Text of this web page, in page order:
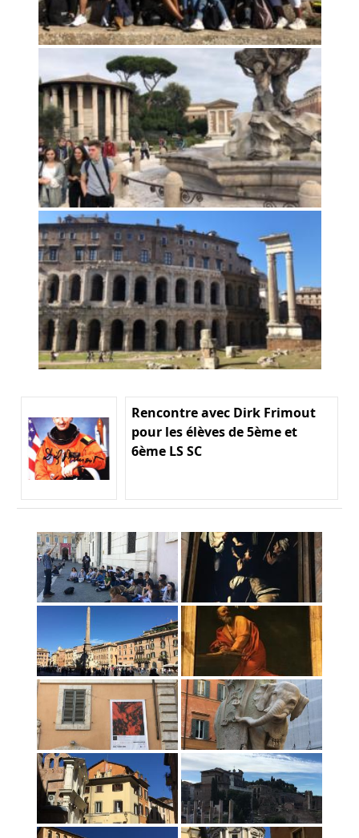
Rencontre avec Dirk Frimout
pour les élèves de 5ème et
6ème LS SC